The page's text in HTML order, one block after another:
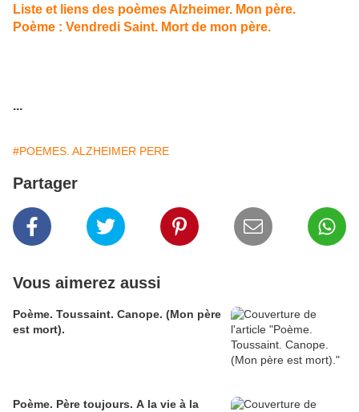
Liste et liens des poèmes Alzheimer. Mon père.
Poème : Vendredi Saint. Mort de mon père.
...
#POEMES. ALZHEIMER PERE
Partager
Vous aimerez aussi
Poème. Toussaint. Canope. (Mon père
est mort).
Poème. Père toujours. A la vie à la